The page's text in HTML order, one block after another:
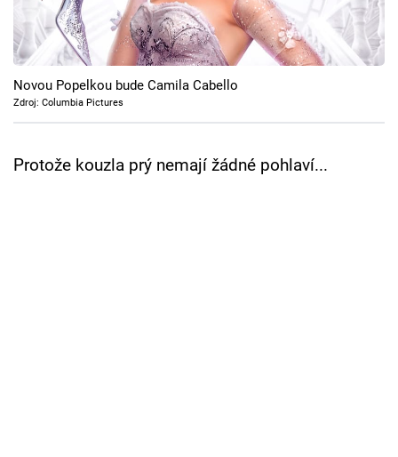
Cool Esport
Pořady
TV Program
Novou Popelkou bude Camila Cabello
Zdroj: Columbia Pictures
Protože kouzla prý nemají žádné pohlaví...